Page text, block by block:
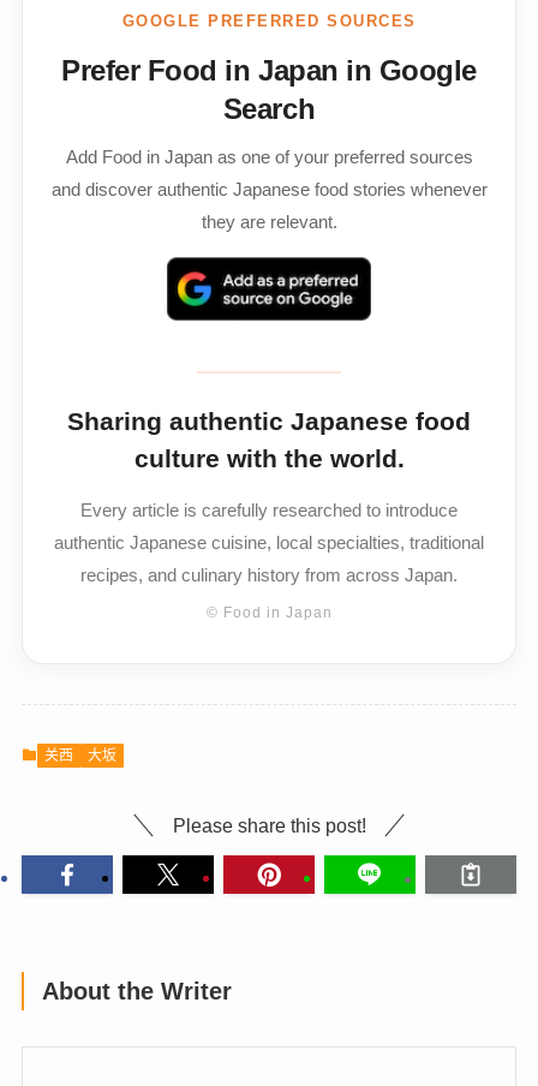
GOOGLE PREFERRED SOURCES
Prefer Food in Japan in Google
Search
Add Food in Japan as one of your preferred sources
and discover authentic Japanese food stories whenever
they are relevant.
Sharing authentic Japanese food
culture with the world.
Every article is carefully researched to introduce
authentic Japanese cuisine, local specialties, traditional
recipes, and culinary history from across Japan.
© Food in Japan
关西 大坂
Please share this post!
About the Writer